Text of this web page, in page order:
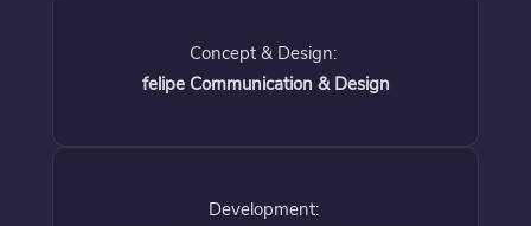
Concept & Design:
felipe Communication & Design
Development: